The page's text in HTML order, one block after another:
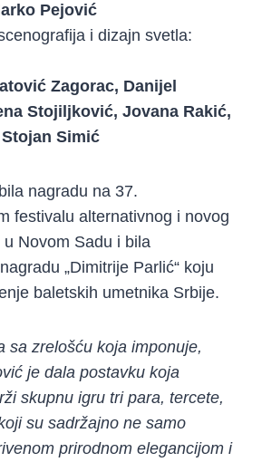
Pejović
i dizajn svetla:
Zagorac, Danijel
Stojiljković, Jovana Rakić,
Simić
nagradu na 37.
festivalu alternativnog i novog
Novom Sadu i bila
„Dimitrije Parlić“ koju
baletskih umetnika Srbije.
zrelošću koja imponuje,
je dala postavku koja
skupnu igru tri para, tercete,
su sadržajno ne samo
prirodnom elegancijom i